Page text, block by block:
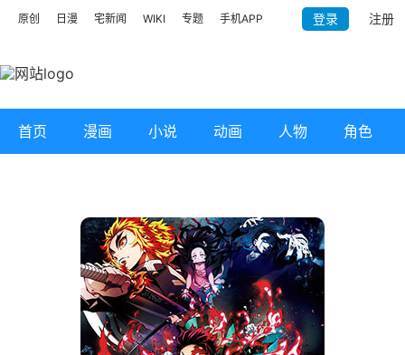
原创 日漫 宅新闻 WIKI 专题 手机APP 登录 注册
首页 漫画 小说 动画 人物 角色